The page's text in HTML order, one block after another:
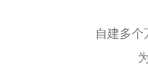
自建多个